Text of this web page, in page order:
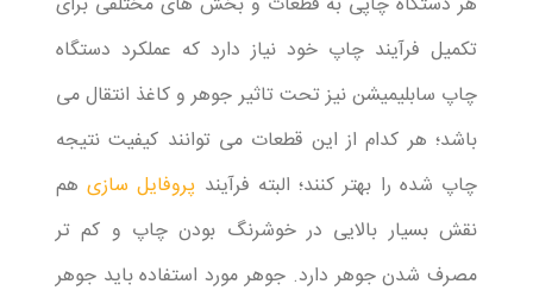
تکمیل فرآیند چاپ خود نیاز دارد که عملکرد دستگاه
چاپ سابلیمیشن نیز تحت تاثیر جوهر و کاغذ انتقال می
باشد؛ هر کدام از این قطعات می توانند کیفیت نتیجه
چاپ شده را بهتر کنند؛ البته فرآیند پروفایل سازیهم
نقش بسیار بالایی در خوشرنگ بودن چاپ و کم تر
مصرف شدن جوهر دارد. جوهر مورد استفاده باید جوهر